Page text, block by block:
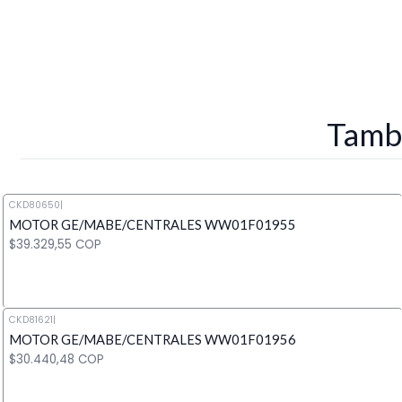
CKD80650|
MOTOR GE/MABE/CENTRALES WW01F01955
$39.329,55 COP
Cantidad
CKD81621|
MOTOR GE/MABE/CENTRALES WW01F01956
$30.440,48 COP